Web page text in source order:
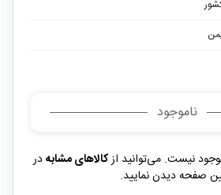
ناموجود
نیست. می‌توانید ازکالاهای مشابهدر
صفحه دیدن نمایید.